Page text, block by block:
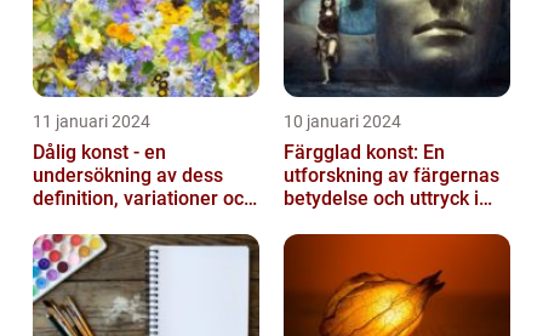
11 januari 2024
Dålig konst - en
undersökning av dess
definition, variationer och
10 januari 2024
Färgglad konst: En
utforskning av färgernas
betydelse och uttryck i